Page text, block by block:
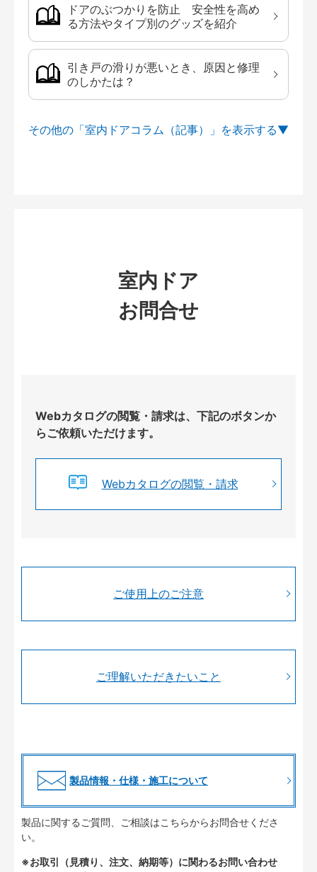
ドアのぶつかりを防止 安全性を高め
る方法やタイプ別のグッズを紹介
引き戸の滑りが悪いとき、原因と修理
のしかたは？
その他の「室内ドアコラム（記事）」を
室内ドア
お問合せ
Webカタログの閲覧・請求は、下記のボタンか
らご依頼いただけます。
Webカタログの閲覧・請求
ご使用上のご注意
ご理解いただきたいこと
製品情報・仕様・施工について
製品に関するご質問、ご相談はこちらからお問合せくださ
い。
※お取引（見積り、注文、納期等）に関わるお問い合わせ